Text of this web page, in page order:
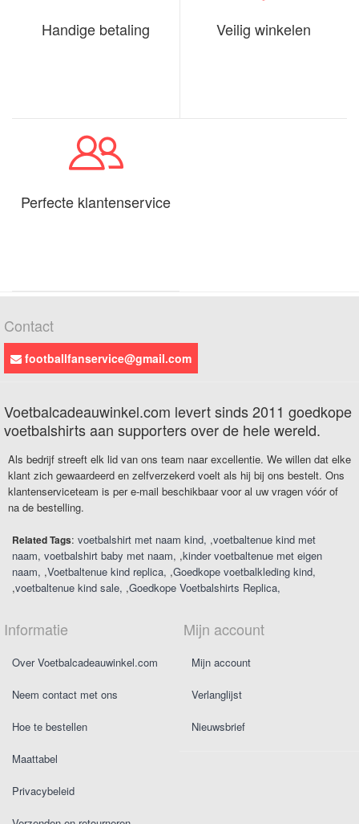
Handige betaling Veilig winkelen
Perfecte klantenservice
Contact
footballfanservice@gmail.com
Voetbalcadeauwinkel.com levert sinds 2011 goedkope
voetbalshirts aan supporters over de hele wereld.
Als bedrijf streeft elk lid van ons team naar excellentie. We willen dat elke
klant zich gewaardeerd en zelfverzekerd voelt als hij bij ons bestelt. Ons
klantenserviceteam is per e-mail beschikbaar voor al uw vragen vóór of
na de bestelling.
Related Tags: voetbalshirt met naam kind ,voetbaltenue kind met
naam voetbalshirt baby met naam ,kinder voetbaltenue met eigen
naam ,Voetbaltenue kind replica ,Goedkope voetbalkleding kind
,voetbaltenue kind sale ,Goedkope Voetbalshirts Replica
Informatie
Over Voetbalcadeauwinkel.com
Neem contact met ons
Hoe te bestellen
Maattabel
Privacybeleid
Mijn account
Mijn account
Verlanglijst
Nieuwsbrief